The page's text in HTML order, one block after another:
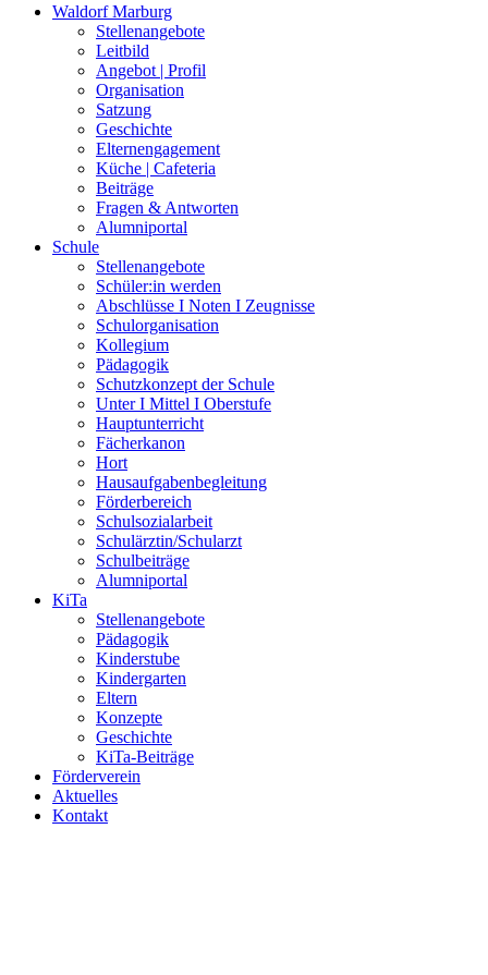
Waldorf Marburg
Stellenangebote
Leitbild
Angebot | Profil
Organisation
Satzung
Geschichte
Elternengagement
Küche | Cafeteria
Beiträge
Fragen & Antworten
Alumniportal
Schule
Stellenangebote
Schüler:in werden
Abschlüsse I Noten I Zeugnisse
Schulorganisation
Kollegium
Pädagogik
Schutzkonzept der Schule
Unter I Mittel I Oberstufe
Hauptunterricht
Fächerkanon
Hort
Hausaufgabenbegleitung
Förderbereich
Schulsozialarbeit
Schulärztin/Schularzt
Schulbeiträge
Alumniportal
KiTa
Stellenangebote
Pädagogik
Kinderstube
Kindergarten
Eltern
Konzepte
Geschichte
KiTa-Beiträge
Förderverein
Aktuelles
Kontakt